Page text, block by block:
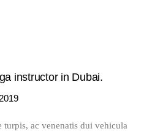
instructor in Dubai.
ac venenatis dui vehicula